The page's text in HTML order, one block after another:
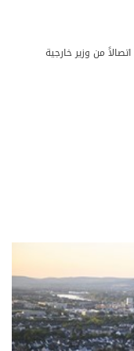
من وزير خارجية